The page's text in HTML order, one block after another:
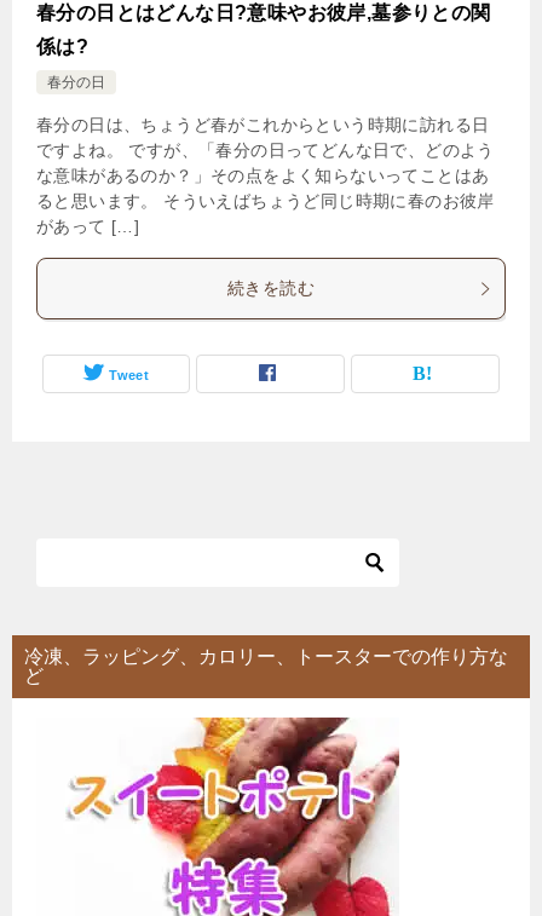
春分の日とはどんな日?意味やお彼岸,墓参りとの関
係は?
春分の日
春分の日は、ちょうど春がこれからという時期に訪れる日
ですよね。 ですが、「春分の日ってどんな日で、どのよう
な意味があるのか？」その点をよく知らないってことはあ
ると思います。 そういえばちょうど同じ時期に春のお彼岸
があって […]
続きを読む
Tweet
冷凍、ラッピング、カロリー、トースターでの作り方な
ど